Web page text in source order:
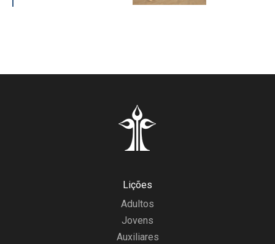
Lições
Adultos
Jovens
Auxiliares